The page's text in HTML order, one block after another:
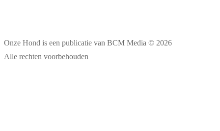
Onze Hond is een publicatie van BCM Media © 2026
Alle rechten voorbehouden